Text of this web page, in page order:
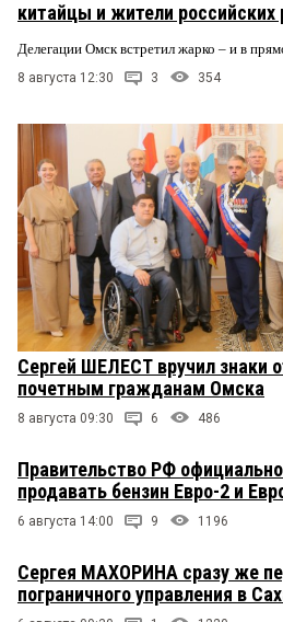
китайцы и жители российских
Делегации Омск встретил жарко – и в
8 августа 12:30 3 354
Сергей ШЕЛЕСТ вручил знаки
почетным гражданам Омска
8 августа 09:30 6 486
Правительство РФ
продавать бензин Евро-2 и
6 августа 14:00 9 1196
Сергея МАХОРИНА сразу же
пограничного управления в